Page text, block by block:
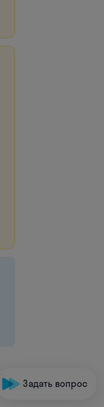
Задать вопрос